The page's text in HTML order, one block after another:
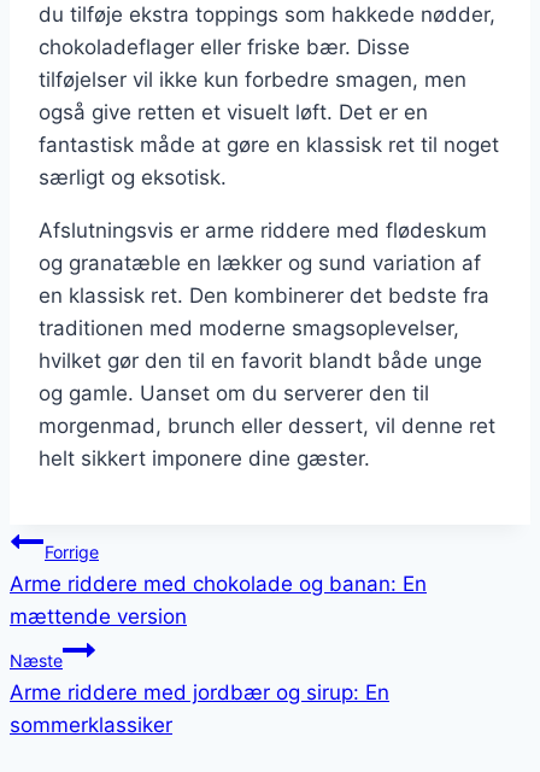
du tilføje ekstra toppings som hakkede nødder,
chokoladeflager eller friske bær. Disse
tilføjelser vil ikke kun forbedre smagen, men
også give retten et visuelt løft. Det er en
fantastisk måde at gøre en klassisk ret til noget
særligt og eksotisk.
Afslutningsvis er arme riddere med flødeskum
og granatæble en lækker og sund variation af
en klassisk ret. Den kombinerer det bedste fra
traditionen med moderne smagsoplevelser,
hvilket gør den til en favorit blandt både unge
og gamle. Uanset om du serverer den til
morgenmad, brunch eller dessert, vil denne ret
helt sikkert imponere dine gæster.
Indlægsnavigation
Forrige
Arme riddere med chokolade og banan: En
mættende version
Næste
Arme riddere med jordbær og sirup: En
sommerklassiker